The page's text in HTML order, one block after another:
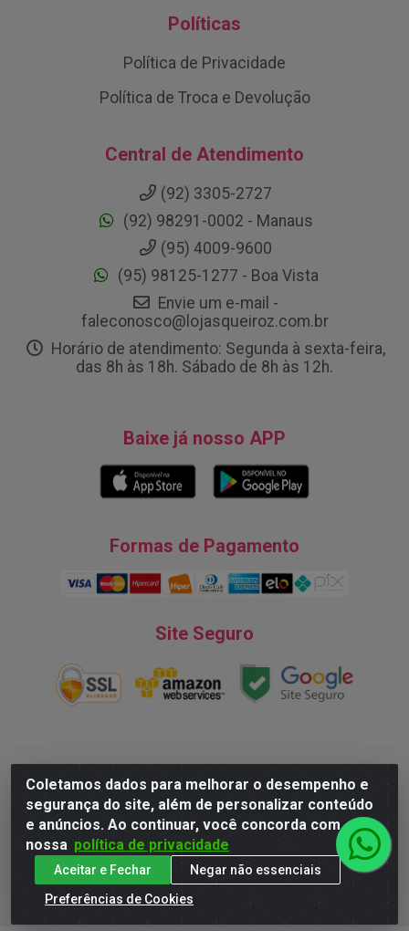
Coletamos dados para melhorar o desempenho e
segurança do site, além de personalizar conteúdo
e anúncios. Ao continuar, você concorda com
nossa política de privacidade
Aceitar e Fechar
Negar não essenciais
Preferências de Cookies
Políticas
Política de Privacidade
Política de Troca e Devolução
Central de Atendimento
(92) 3305-2727
(92) 98291-0002 - Manaus
(95) 4009-9600
(95) 98125-1277 - Boa Vista
Envie um e-mail -
faleconosco@lojasqueiroz.com.br
Horário de atendimento: Segunda à sexta-feira,
das 8h às 18h. Sábado de 8h às 12h.
Baixe já nosso APP
Formas de Pagamento
Site Seguro
Natureza Comércio de Descartáveis LTDA - Endereço: Av. do
Turismo, 28, Tarumã - CNPJ:08.038.545/0001-07 © 2016
Todos dos direitos reservados.